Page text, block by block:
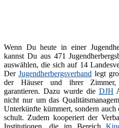
Wenn Du heute in einer
kannst Du aus 471
auswählen, die sich auf 14
Der Jugendherbergsverband legt
der Häuser und ihrer Zimmer,
garantieren. Dazu wurde die DJH
nicht nur um das
Unterkünfte kümmert, sondern
schult. Zudem kooperiert der
Institutionen, die im Bereich